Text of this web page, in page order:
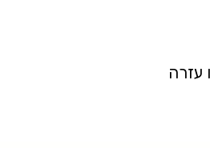
עזרה